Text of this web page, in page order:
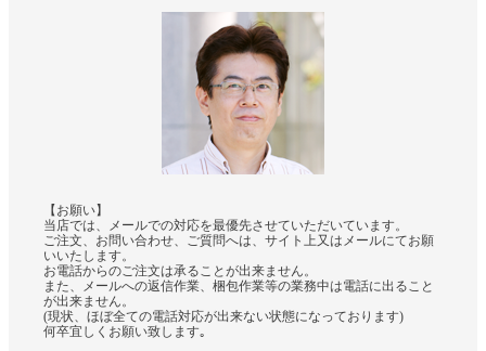
【お願い】
当店では、メールでの対応を最優先させていただいています。
ご注文、お問い合わせ、ご質問へは、サイト上又はメールにてお願
いいたします。
お電話からのご注文は承ることが出来ません。
また、メールへの返信作業、梱包作業等の業務中は電話に出ること
が出来ません。
(現状、ほぼ全ての電話対応が出来ない状態になっております)
何卒宜しくお願い致します｡